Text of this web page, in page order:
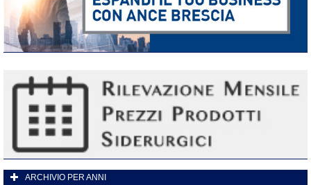
ARCHIVIO PER ANNI